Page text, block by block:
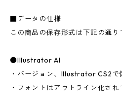
■データの仕様
この商品の保存形式は下記の通り
●Illustrator AI
・バージョン、Illustrator CS2で
・フォントはアウトライン化され